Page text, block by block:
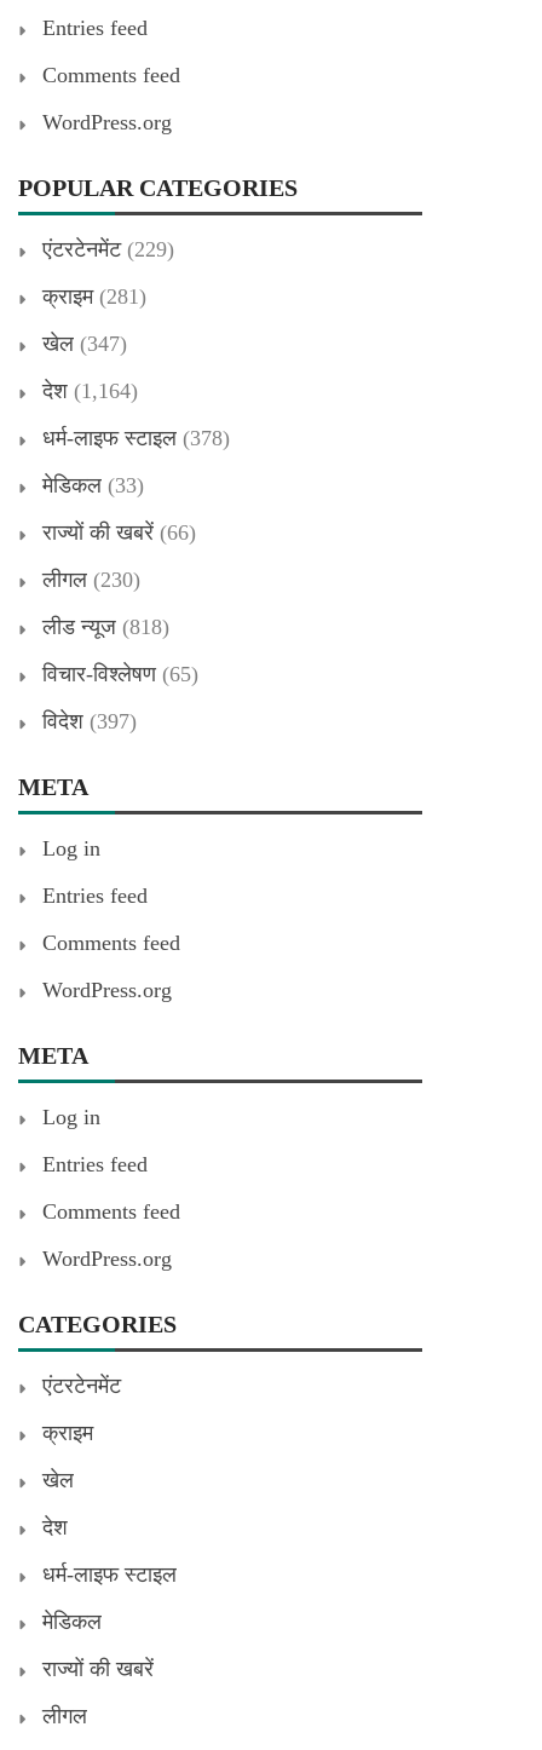
Entries feed
Comments feed
WordPress.org
POPULAR CATEGORIES
एंटरटेनमेंट(229)
क्राइम(281)
खेल (347)
देश (1,164)
धर्म-लाइफ स्टाइल (378)
मेडिकल (33)
राज्यों की खबरें (66)
लीगल (230)
लीड न्यूज (818)
विचार-विश्लेषण(65)
विदेश (397)
META
Log in
Entries feed
Comments feed
WordPress.org
META
Log in
Entries feed
Comments feed
WordPress.org
CATEGORIES
एंटरटेनमेंट
क्राइम
खेल
देश
धर्म-लाइफ स्टाइल
मेडिकल
राज्यों की खबरें
लीगल